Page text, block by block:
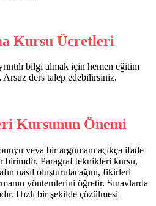
Kursu Ücretleri
bilgi almak için hemen eğitim
Arsuz ders talep edebilirsiniz.
Kursunun Önemi
veya bir argümanı açıkça ifade
birimdir. Paragraf teknikleri kursu,
nasıl oluşturulacağını, fikirleri
yöntemlerini öğretir. Sınavlarda
Hızlı bir şekilde çözülmesi